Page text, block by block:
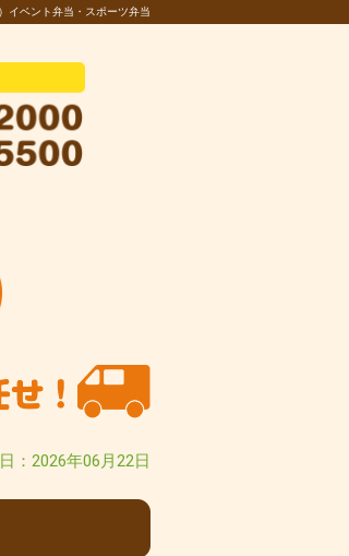
イベント弁当・スポーツ弁当
：2026年06月22日